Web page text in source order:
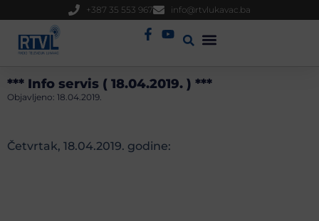
+387 35 553 967 info@rtvlukavac.ba
*** Info servis ( 18.04.2019. ) ***
Objavljeno: 18.04.2019.
Četvrtak, 18.04.2019. godine: